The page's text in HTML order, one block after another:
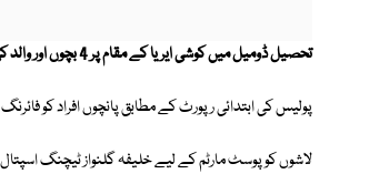
تحصیل ڈومیل میں کوشی ایریا کے مقام پر 4 بچوں اور والد کی لاشیں برآمد ہوئی ہیں۔
پولیس کی ابتدائی رپورٹ کے مطابق پانچوں افراد کو
لاشوں کو پوسٹ مارٹم کے لیے خلیفہ گلنواز ٹیچنگ